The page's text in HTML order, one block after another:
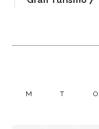
M T O